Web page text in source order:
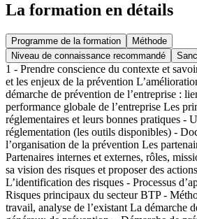
La formation en détails
Programme de la formation
Méthode
Niveau de connaissance recommandé
1 - Prendre conscience du contexte et
et les enjeux de la prévention
démarche de prévention de l’entreprise :
performance globale de l’entreprise Les
réglementaires et leurs bonnes pratiques -
réglementation (les outils disponibles) -
l’organisation de la prévention Les
Partenaires internes et externes, rôles,
sa vision des risques et proposer des
L’identification des risques - Processus
Risques principaux du secteur BTP -
travail, analyse de l’existant La démarche